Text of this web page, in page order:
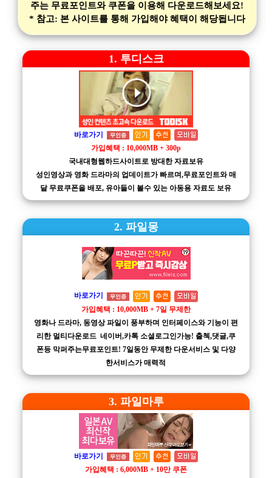
주는 무료포인트와 쿠폰을 이용해 다운로드해보세요!
* 참고: 본 사이트를 통해 가입해야 혜택이 해당됩니다
1. 투디스크
바로가기 무인증
가입혜택 : 10,000MB + 300p
국내대형웹하드사이트로 방대한 자료보유
성인영상과 영화 드라마의 업데이트가 빠르며,무료포인트와 매
달 무료쿠폰을 배포, 유아들이 볼수 있는 아동용 자료도 보유
2. 파일몽
바로가기 무인증
가입혜택 : 10,000MB + 7일 무제한
영화나 드라마, 동영상 파일이 풍부하며 인터페이스와 기능이 편
리한 멀티다운로드 네이버,카톡 소셜로그인가능! 출첵,댓글,쿠
폰등 막퍼주는무료포인트! 7일동안 무제한 다운서비스 및 다양
한서비스가 매력적
3. 파일마루
바로가기 무인증
가입혜택 : 6,000MB + 10만 쿠폰